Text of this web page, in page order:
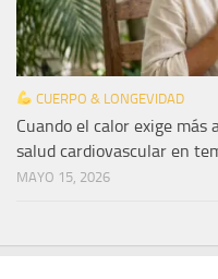
CUERPO & LONGEVIDAD
Cuando el calor exige más
salud cardiovascular en
MAYO 15, 2026